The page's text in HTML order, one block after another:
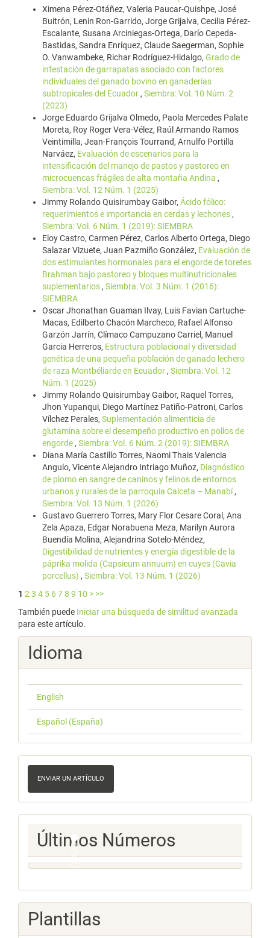
Ximena Pérez-Otáñez, Valeria Paucar-Quishpe, José
Buitrón, Lenin Ron-Garrido, Jorge Grijalva, Cecilia Pérez-
Escalante, Susana Arciniegas-Ortega, Darío Cepeda-
Bastidas, Sandra Enríquez, Claude Saegerman, Sophie
O. Vanwambeke, Richar Rodríguez-Hidalgo, Grado de
infestación de garrapatas asociado con factores
individuales del ganado bovino en ganaderías
subtropicales del Ecuador , Siembra: Vol. 10 Núm. 2
(2023)
Jorge Eduardo Grijalva Olmedo, Paola Mercedes Palate
Moreta, Roy Roger Vera-Vélez, Raúl Armando Ramos
Veintimilla, Jean-François Tourrand, Arnulfo Portilla
Narváez, Evaluación de escenarios para la
intensificación del manejo de pastos y pastoreo en
microcuencas frágiles de alta montaña Andina ,
Siembra: Vol. 12 Núm. 1 (2025)
Jimmy Rolando Quisirumbay Gaibor, Ácido fólico:
requerimientos e importancia en cerdas y lechones ,
Siembra: Vol. 6 Núm. 1 (2019): SIEMBRA
Eloy Castro, Carmen Pérez, Carlos Alberto Ortega, Diego
Salazar Vizuete, Juan Pazmiño González, Evaluación de
dos estimulantes hormonales para el engorde de toretes
Brahman bajo pastoreo y bloques multinutricionales
suplementarios , Siembra: Vol. 3 Núm. 1 (2016):
SIEMBRA
Oscar Jhonathan Guaman Ilvay, Luis Favian Cartuche-
Macas, Edilberto Chacón Marcheco, Rafael Alfonso
Garzón Jarrín, Clímaco Campuzano Carriel, Manuel
Garcia Herreros, Estructura poblacional y diversidad
genética de una pequeña población de ganado lechero
de raza Montbéliarde en Ecuador , Siembra: Vol. 12
Núm. 1 (2025)
Jimmy Rolando Quisirumbay Gaibor, Raquel Torres,
Jhon Yupanqui, Diego Martínez Patiño-Patroni, Carlos
Vílchez Perales, Suplementación alimenticia de
glutamina sobre el desempeño productivo en pollos de
engorde , Siembra: Vol. 6 Núm. 2 (2019): SIEMBRA
Diana María Castillo Torres, Naomi Thais Valencia
Angulo, Vicente Alejandro Intriago Muñoz, Diagnóstico
de plomo en sangre de caninos y felinos de entornos
urbanos y rurales de la parroquia Calceta – Manabí,
Siembra: Vol. 13 Núm. 1 (2026)
Gustavo Guerrero Torres, Mary Flor Cesare Coral, Ana
Zela Apaza, Edgar Norabuena Meza, Marilyn Aurora
Buendía Molina, Alejandrina Sotelo-Méndez,
Digestibilidad de nutrientes y energía digestible de la
páprika molida (Capsicum annuum) en cuyes (Cavia
porcellus) , Siembra: Vol. 13 Núm. 1 (2026)
1 2 3 4 5 678 9 10 > >>
También puede Iniciar una búsqueda de similitud avanzada
para este artículo.
Idioma
English
Español (España)
Enviar
un
artículo
ENVIAR UN ARTÍCULO
Ultimos
Numeros
Últimos Números
Plantillas